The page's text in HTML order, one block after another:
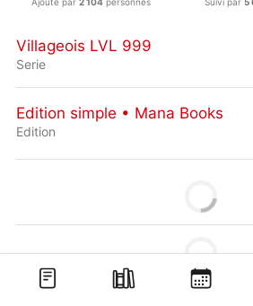
Villageois LVL 999
Serie
Edition simple • Mana Books
Edition